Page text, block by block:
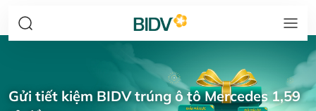
Gửi tiết kiệm BIDV trúng ô tô Mercedes 1,59